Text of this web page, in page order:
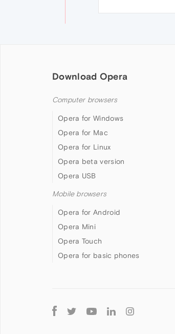
Download Opera
Computer browsers
Opera for Windows
Opera for Mac
Opera for Linux
Opera beta version
Opera USB
Mobile browsers
Opera for Android
Opera Mini
Opera Touch
Opera for basic phones
Follow
Opera